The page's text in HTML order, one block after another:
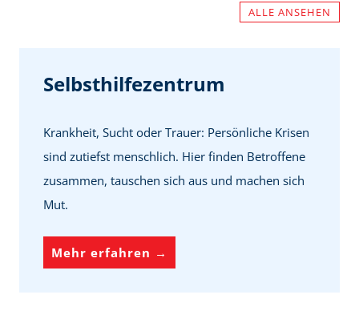
ALLE ANSEHEN
Selbsthilfezentrum
Krankheit, Sucht oder Trauer: Persönliche Krisen
sind zutiefst menschlich. Hier finden Betroffene
zusammen, tauschen sich aus und machen sich
Mut.
Mehr erfahren →